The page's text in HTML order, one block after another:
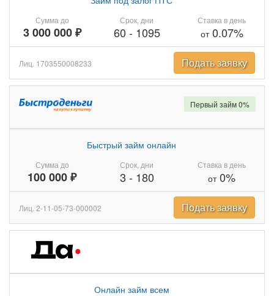
Сумма до
3 000 000 ₽
Срок, дни
60 - 1095
Ставка в день
от0.07%
Лиц. 1703550008233 Подать заявку
Сумма до
100 000 ₽
Быстрый займ онлайн
Срок, дни
3 - 180
Ставка в день
от0%
Первый займ 0%
Лиц. 2-11-05-73-000002 Подать заявку
Онлайн займ всем